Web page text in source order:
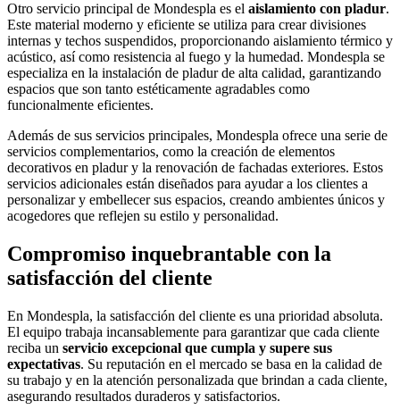
Otro servicio principal de Mondespla es el aislamiento con pladur.
Este material moderno y eficiente se utiliza para crear divisiones
internas y techos suspendidos, proporcionando aislamiento térmico y
acústico, así como resistencia al fuego y la humedad. Mondespla se
especializa en la instalación de pladur de alta calidad, garantizando
espacios que son tanto estéticamente agradables como
funcionalmente eficientes.
Además de sus servicios principales, Mondespla ofrece una serie de
servicios complementarios, como la creación de elementos
decorativos en pladur y la renovación de fachadas exteriores. Estos
servicios adicionales están diseñados para ayudar a los clientes a
personalizar y embellecer sus espacios, creando ambientes únicos y
acogedores que reflejen su estilo y personalidad.
Compromiso inquebrantable con la
satisfacción del cliente
En Mondespla, la satisfacción del cliente es una prioridad absoluta.
El equipo trabaja incansablemente para garantizar que cada cliente
reciba un servicio excepcional que cumpla y supere sus
expectativas. Su reputación en el mercado se basa en la calidad de
su trabajo y en la atención personalizada que brindan a cada cliente,
asegurando resultados duraderos y satisfactorios.